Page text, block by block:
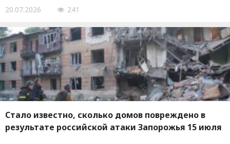
20.07.2026 241
Стало известно, сколько домов повреждено в
результате российской атаки Запорожья 15 июля